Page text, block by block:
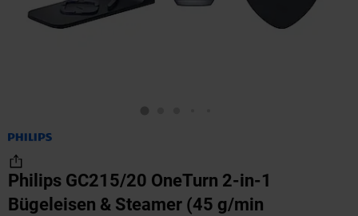
Philips GC215/20 OneTurn 2-in-1
Bügeleisen & Steamer (45 g/min